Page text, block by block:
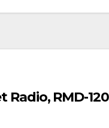
Radio, RMD-